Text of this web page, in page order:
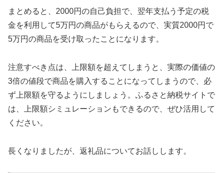
まとめると、2000円の自己負担で、翌年支払う予定の税
金を利用して5万円の商品がもらえるので、実質2000円で
5万円の商品を受け取ったことになります。
注意すべき点は、上限額を超えてしまうと、実際の価値の
3倍の値段で商品を購入することになってしまうので、必
ず上限額を守るようにしましょう。ふるさと納税サイトで
は、上限額シミュレーションもできるので、ぜひ活用して
ください。
長くなりましたが、返礼品についてお話しします。